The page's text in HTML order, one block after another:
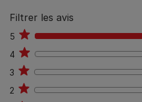
Filtrer les avis
5 3
4
0
3
0
2
0